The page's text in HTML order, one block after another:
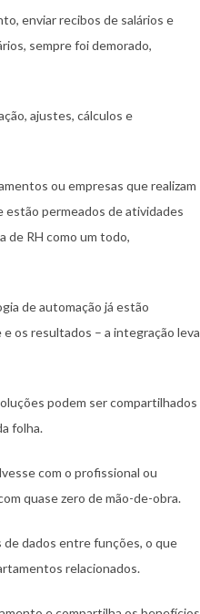
enviar recibos de salários e
sempre foi demorado,
ajustes, cálculos e
ou empresas que realizam
permeados de atividades
de RH como um todo,
de automação já estão
os resultados – a integração leva
podem ser compartilhados
folha.
com o profissional ou
quase zero de mão-de-obra.
dados entre funções, o que
relacionados.